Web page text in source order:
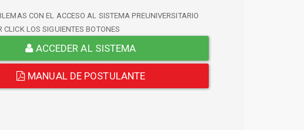
CON EL ACCESO AL SISTEMA PREUNIVERSITARIO
CLICK LOS SIGUIENTES BOTONES
ACCEDER AL SISTEMA
MANUAL DE POSTULANTE